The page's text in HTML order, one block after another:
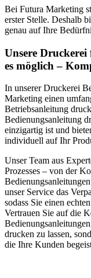
Bei Futura Marketing
erster Stelle. Deshalb
genau auf Ihre
Unsere
es möglich –
In unserer Druckerei
Marketing einen
Betriebsanleitung
Bedienungsanleitung
einzigartig ist und
individuell auf Ihr
Unser Team aus
Prozesses – von der
unser Service das
sodass Sie einen
Vertrauen Sie auf die
drucken zu lassen,
die Ihre Kunden